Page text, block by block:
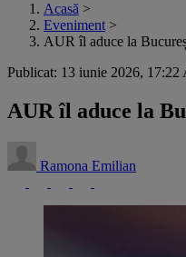
Acasă >
Eveniment >
AUR îl aduce la
Publicat: 13 iunie 2026, 17:22
AUR îl aduce la
Ramona Emilian